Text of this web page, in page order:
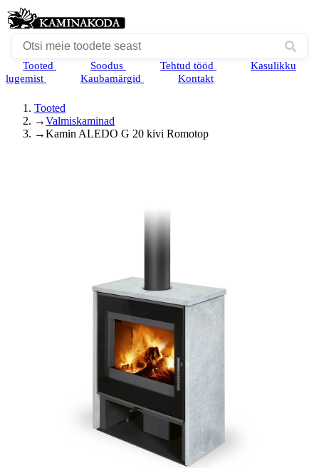
Tooted Soodus Tehtud tööd
Kasulikku
lugemist
Kaubamärgid Kontakt
Tooted
→Valmiskaminad
→Kamin ALEDO G 20 kivi Romotop